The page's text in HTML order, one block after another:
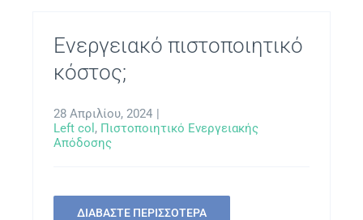
Ενεργειακό πιστοποιητικό
κόστος;
28 Απριλίου, 2024 |
Left col , Πιστοποιητικό Ενεργειακής
Απόδοσης
ΔΙΑΒΑΣΤΕ ΠΕΡΙΣΣΟΤΕΡΑ